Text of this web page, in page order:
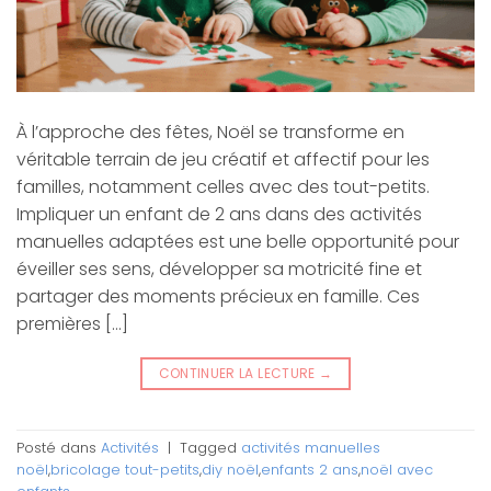
À l’approche des fêtes, Noël se transforme en
véritable terrain de jeu créatif et affectif pour les
familles, notamment celles avec des tout-petits.
Impliquer un enfant de 2 ans dans des activités
manuelles adaptées est une belle opportunité pour
éveiller ses sens, développer sa motricité fine et
partager des moments précieux en famille. Ces
premières […]
CONTINUER LA LECTURE →
Posté dans Activités Tagged activités manuelles
noël,bricolage tout-petits,diy noël,enfants 2 ans,noël avec